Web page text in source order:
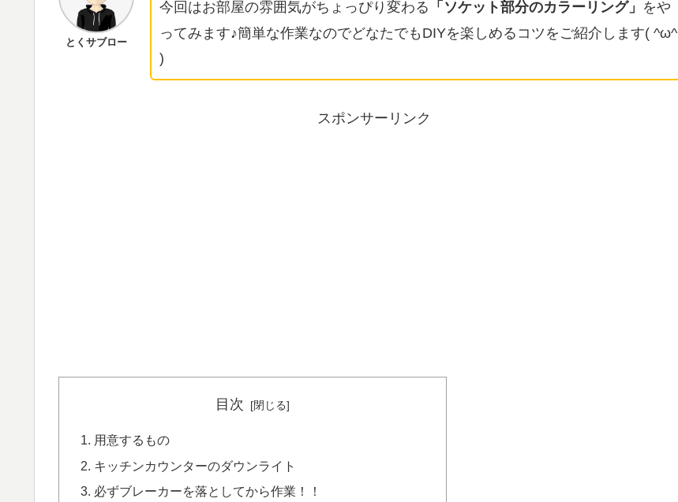
とくサブロー
今回はお部屋の雰囲気がちょっぴり変わる 「 ソケット部分のカラーリング」 をや
ってみます♪簡単な作業なのでどなたでもDIYを楽しめるコツをご紹介します( ^ω^
)
スポンサーリンク
目次
用意するもの
キッチンカウンターのダウンライト
必ずブレーカーを落としてから作業！！